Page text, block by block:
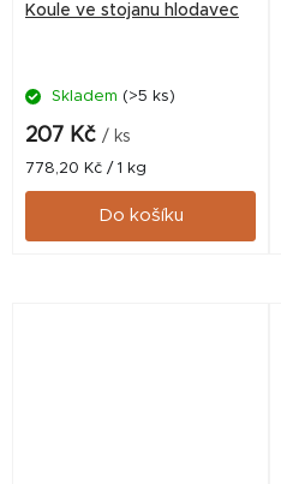
Koule ve stojanu hlodavec
Skladem (>5 ks)
207 Kč / ks
Měrná
cena:
778,20 Kč / 1 kg
Do košíku